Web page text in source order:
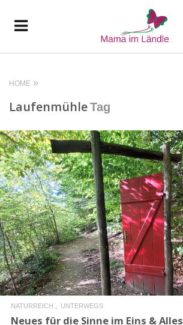
HOME
LaufenmühleTag
READ MORE
NATURREICH UNTERWEGS
Neues für die Sinne im Eins & Alles